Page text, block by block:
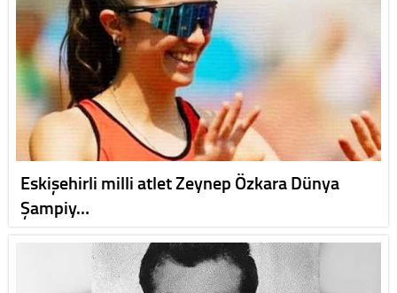
Eskişehirli milli atlet Zeynep Özkara Dünya
Şampiy…